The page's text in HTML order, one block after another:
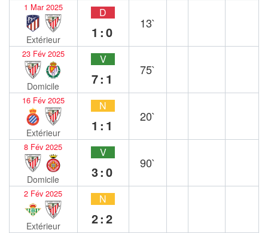
1 Mar 2025
Extérieur
D
1:0
13`
23 Fév 2025
Domicile
V
7:1
75`
16 Fév 2025
Extérieur
N
1:1
20`
8 Fév 2025
Domicile
V
3:0
90`
2 Fév 2025
Extérieur
N
2:2